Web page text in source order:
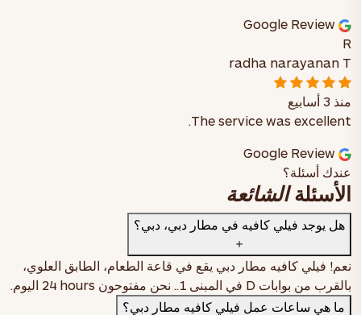
R
radha narayanan T
منذ 3 أسابيع
The service was excellent.
عندك أسئلة؟
الأسئلةالشائعة
هل يوجد فيلي كافيه في مطار دبي، دبي؟
نعم! فيلي كافيه مطار دبي يقع في قاعة الطعام، الطابق العلوي،
بالقرب من بوابات D في المبنى 1.
. نحن مفتوحون 24 hours اليوم.
ما هي ساعات عمل فيلي كافيه مطار دبي؟